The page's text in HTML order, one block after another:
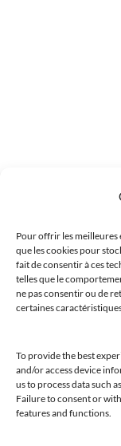
Pour offrir les meilleures
que les cookies pour
fait de consentir à ces
telles que le
ne pas consentir ou de
certaines
To provide the best
and/or access device
us to process data such
Failure to consent or
features and functions.